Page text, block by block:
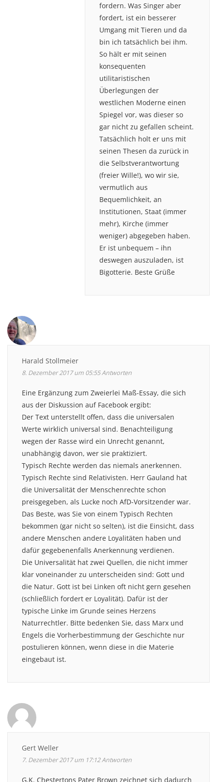
fordern. Was Singer aber
fordert, ist ein besserer
Umgang mit Tieren und da
bin ich tatsächlich bei ihm.
So hält er mit seinen
konsequenten
utilitaristischen
Überlegungen der
westlichen Moderne einen
Spiegel vor, was dieser so
gar nicht zu gefallen scheint.
Tatsächlich holt er uns mit
seinen Thesen da zurück in
die Selbstverantwortung
(freier Wille!), wo wir sie,
vermutlich aus
Bequemlichkeit, an
Institutionen, Staat (immer
mehr), Kirche (immer
weniger) abgegeben haben.
Er ist unbequem – ihn
deswegen auszuladen, ist
Bigotterie. Beste Grüße
Harald Stollmeier
8. Dezember 2017 um 05:55Antworten
Eine Ergänzung zum Zweierlei Maß-Essay, die sich
aus der Diskussion auf Facebook ergibt:
Der Text unterstellt offen, dass die universalen
Werte wirklich universal sind. Benachteiligung
wegen der Rasse wird ein Unrecht genannt,
unabhängig davon, wer sie praktiziert.
Typisch Rechte werden das niemals anerkennen.
Typisch Rechte sind Relativisten. Herr Gauland hat
die Universalität der Menschenrechte schon
preisgegeben, als Lucke noch AfD-Vorsitzender war.
Das Beste, was Sie von einem Typisch Rechten
bekommen (gar nicht so selten), ist die Einsicht, dass
andere Menschen andere Loyalitäten haben und
dafür gegebenenfalls Anerkennung verdienen.
Die Universalität hat zwei Quellen, die nicht immer
klar voneinander zu unterscheiden sind: Gott und
die Natur. Gott ist bei Linken oft nicht gern gesehen
(schließlich fordert er Loyalität). Dafür ist der
typische Linke im Grunde seines Herzens
Naturrechtler. Bitte bedenken Sie, dass Marx und
Engels die Vorherbestimmung der Geschichte nur
postulieren können, wenn diese in die Materie
eingebaut ist.
Gert Weller
7. Dezember 2017 um 17:12Antworten
G.K. Chestertons Pater Brown zeichnet sich dadurch